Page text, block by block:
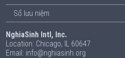
Sổ lưu niệm
NghiaSinh Intl, Inc.
Location: Chicago, IL 60647
Email: info@nghiasinh.org